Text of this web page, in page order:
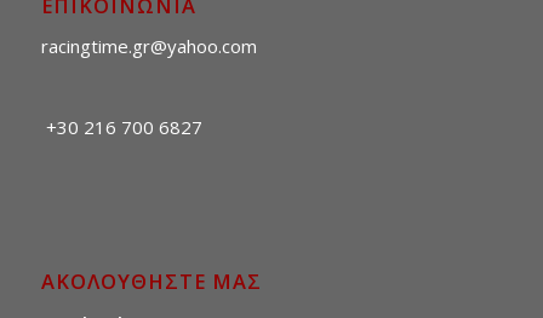
racingtime.gr@yahoo.com
+30 216 700 6827
ΑΚΟΛΟΥΘΗΣΤΕ ΜΑΣ